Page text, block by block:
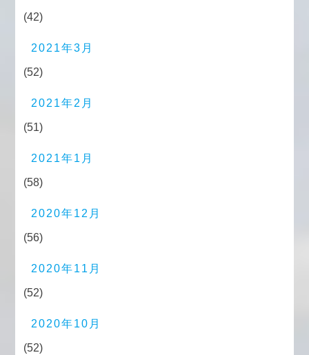
(42)
2021年3月
(52)
2021年2月
(51)
2021年1月
(58)
2020年12月
(56)
2020年11月
(52)
2020年10月
(52)